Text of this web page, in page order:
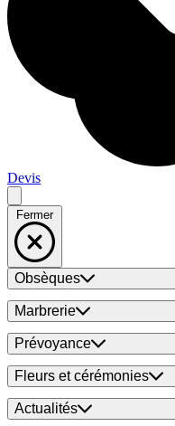
Devis
Fermer
Obsèques
Marbrerie
Prévoyance
Fleurs et cérémonies
Actualités